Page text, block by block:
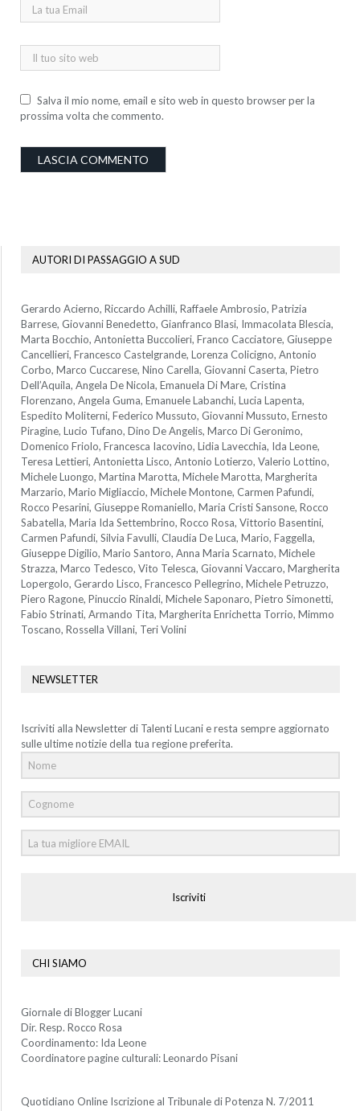
Salva il mio nome, email e sito web in questo browser per la
prossima volta che commento.
AUTORI DI PASSAGGIO A SUD
Gerardo Acierno, Riccardo Achilli, Raffaele Ambrosio, Patrizia
Barrese, Giovanni Benedetto, Gianfranco Blasi, Immacolata Blescia,
Marta Bocchio, Antonietta Buccolieri, Franco Cacciatore, Giuseppe
Cancellieri, Francesco Castelgrande, Lorenza Colicigno, Antonio
Corbo, Marco Cuccarese, Nino Carella, Giovanni Caserta, Pietro
Dell’Aquila, Angela De Nicola, Emanuela Di Mare, Cristina
Florenzano, Angela Guma, Emanuele Labanchi, Lucia Lapenta,
Espedito Moliterni, Federico Mussuto, Giovanni Mussuto, Ernesto
Piragine, Lucio Tufano, Dino De Angelis, Marco Di Geronimo,
Domenico Friolo, Francesca Iacovino, Lidia Lavecchia, Ida Leone,
Teresa Lettieri, Antonietta Lisco, Antonio Lotierzo, Valerio Lottino,
Michele Luongo, Martina Marotta, Michele Marotta, Margherita
Marzario, Mario Migliaccio, Michele Montone, Carmen Pafundi,
Rocco Pesarini, Giuseppe Romaniello, Maria Cristi Sansone, Rocco
Sabatella, Maria Ida Settembrino, Rocco Rosa, Vittorio Basentini,
Carmen Pafundi, Silvia Favulli, Claudia De Luca, Mario, Faggella,
Giuseppe Digilio, Mario Santoro, Anna Maria Scarnato, Michele
Strazza, Marco Tedesco, Vito Telesca, Giovanni Vaccaro, Margherita
Lopergolo, Gerardo Lisco, Francesco Pellegrino, Michele Petruzzo,
Piero Ragone, Pinuccio Rinaldi, Michele Saponaro, Pietro Simonetti,
Fabio Strinati, Armando Tita, Margherita Enrichetta Torrio, Mimmo
Toscano, Rossella Villani, Teri Volini
NEWSLETTER
Iscriviti alla Newsletter di Talenti Lucani e resta sempre aggiornato
sulle ultime notizie della tua regione preferita.
Iscriviti
CHI SIAMO
Giornale di Blogger Lucani
Dir. Resp. Rocco Rosa
Coordinamento: Ida Leone
Coordinatore pagine culturali: Leonardo Pisani
Quotidiano Online Iscrizione al Tribunale di Potenza N. 7/2011